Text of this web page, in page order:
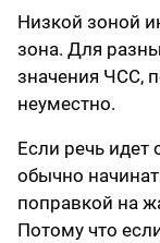
Низкой зоной
зона. Для
значения ЧСС,
неуместно.
Если речь идет
обычно
поправкой на
Потому что